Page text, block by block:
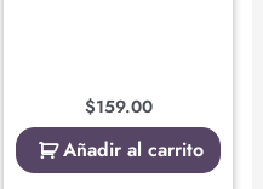
$159.00
Añadir al carrito